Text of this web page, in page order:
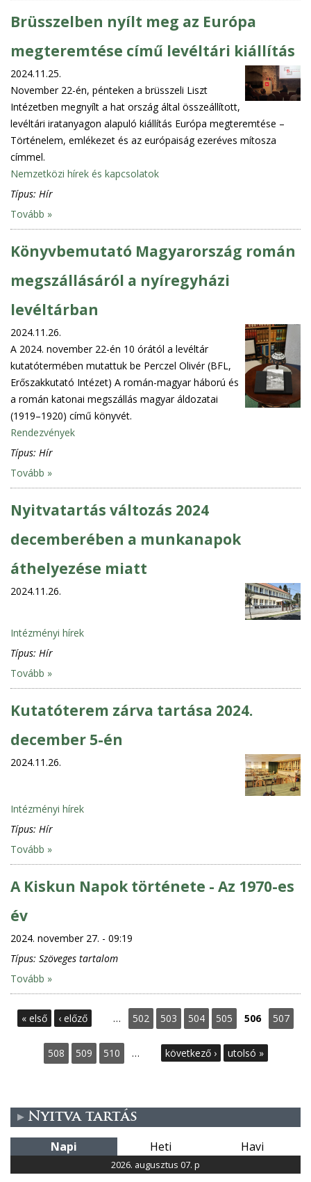
Brüsszelben nyílt meg az Európa
megteremtése című levéltári kiállítás
2024.11.25.
November 22-én, pénteken a brüsszeli Liszt
Intézetben megnyílt a hat ország által összeállított,
levéltári iratanyagon alapuló kiállítás Európa megteremtése –
Történelem, emlékezet és az európaiság ezeréves mítosza
címmel.
Nemzetközi hírek és kapcsolatok
Típus: Hír
Tovább »
Könyvbemutató Magyarország román
megszállásáról a nyíregyházi
levéltárban
2024.11.26.
A 2024. november 22-én 10 órától a levéltár
kutatótermében mutattuk be Perczel Olivér (BFL,
Erőszakkutató Intézet) A román-magyar háború és
a román katonai megszállás magyar áldozatai
(1919–1920) című könyvét.
Rendezvények
Típus: Hír
Tovább »
Nyitvatartás változás 2024
decemberében a munkanapok
áthelyezése miatt
2024.11.26.
Intézményi hírek
Típus: Hír
Tovább »
Kutatóterem zárva tartása 2024.
december 5-én
2024.11.26.
Intézményi hírek
Típus: Hír
Tovább »
A Kiskun Napok története - Az 1970-es
év
2024. november 27. - 09:19
Típus: Szöveges tartalom
Tovább »
O
a
l
a
« első ‹ előző … 502 503 504 505 506 507
508 509 510 … következő › utolsó »
Nyitva tartás
Napi Heti Havi
2026. augusztus 07. p